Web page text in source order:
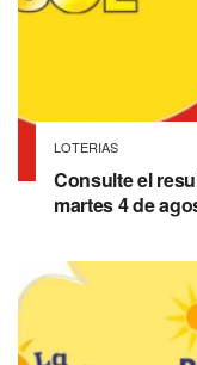
LOTERIAS
Consulte el
martes 4 de